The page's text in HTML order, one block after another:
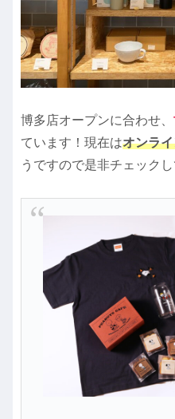
博多店オープンに合わせ、
ています！現在はオンラ
うですので是非チェック